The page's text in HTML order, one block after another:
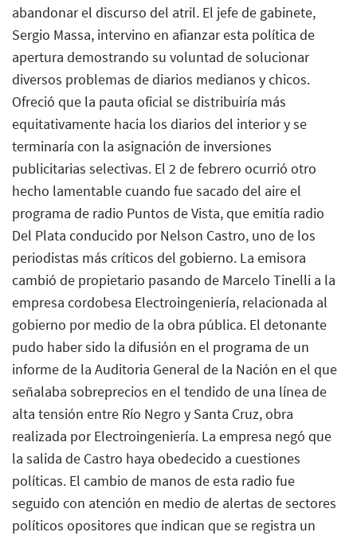
abandonar el discurso del atril. El jefe de gabinete,
Sergio Massa, intervino en afianzar esta política de
apertura demostrando su voluntad de solucionar
diversos problemas de diarios medianos y chicos.
Ofreció que la pauta oficial se distribuiría más
equitativamente hacia los diarios del interior y se
terminaría con la asignación de inversiones
publicitarias selectivas. El 2 de febrero ocurrió otro
hecho lamentable cuando fue sacado del aire el
programa de radio Puntos de Vista, que emitía radio
Del Plata conducido por Nelson Castro, uno de los
periodistas más críticos del gobierno. La emisora
cambió de propietario pasando de Marcelo Tinelli a la
empresa cordobesa Electroingeniería, relacionada al
gobierno por medio de la obra pública. El detonante
pudo haber sido la difusión en el programa de un
informe de la Auditoria General de la Nación en el que
señalaba sobreprecios en el tendido de una línea de
alta tensión entre Río Negro y Santa Cruz, obra
realizada por Electroingeniería. La empresa negó que
la salida de Castro haya obedecido a cuestiones
políticas. El cambio de manos de esta radio fue
seguido con atención en medio de alertas de sectores
políticos opositores que indican que se registra un